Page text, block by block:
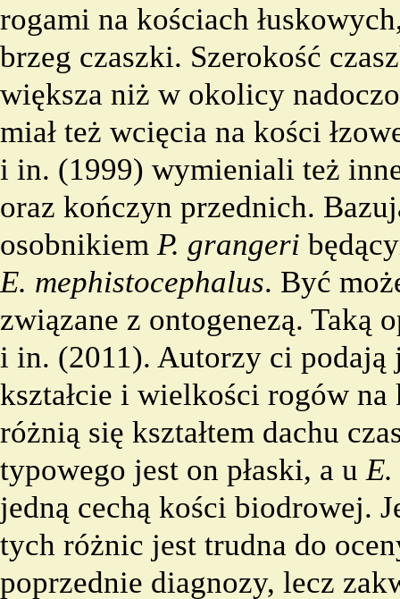
rogami na kościach
brzeg czaszki. Szerokość
większa niż w okolicy
miał też wcięcia na kości
i in. (1999) wymieniali też
oraz kończyn przednich.
osobnikiem P. grangeri
E. mephistocephalus. Być
związane z ontogenezą. Taką
i in. (2011). Autorzy ci podają
kształcie i wielkości rogów
różnią się kształtem dachu
typowego jest on płaski, a u
jedną cechą kości biodrowej.
tych różnic jest trudna do
poprzednie diagnozy, lecz